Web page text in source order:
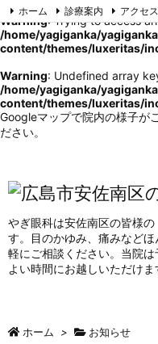
Warning: Trying to access
/home/yagiganka/
content/themes/luxeritas/
Warning: Undefined array
/home/yagiganka/
content/themes/luxeritas/
Googleマップで院内の様子が
ださい。
ホーム 診療案内 アクセス
院内設備
よくある目の病気
やぎ眼科は安佐南区の皆様
す。目のかゆみ、痛みなど
軽にご相談ください。当院
よい時間にお越しいただけま
ホーム > お知らせ